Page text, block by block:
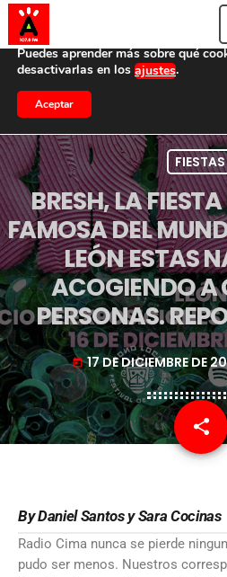
FIESTAS
BRESH, LA
FAMOSA DEL
LEÓN ESTAS
ACOGIENDO A
PERSONAS.
today 17 DE DICIEMBRE DE
share
email
By Daniel Santos y Sara Cocinas
Radio Cima nunca se pierde
pudo ser menos. Nuestros
Utilizamos cookies para ofrecerte
nuestra web.
Puedes aprender más sobre qué
desactivarlas en los ajustes.
Aceptar